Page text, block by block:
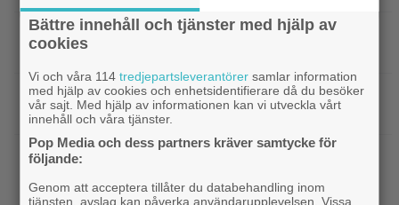
Casting |Jim Carrey klar för ny långfilm –
baserad på älskad animerad serie
Casting| Från ”Heartstopper” till ”X-Men”? Kit
Connor kan bli nye Cyclops
Bioaktuellt
Bättre innehåll och tjänster med hjälp av
cookies
Vi och våra 114tredjepartsleverantörer samlar information
med hjälp av cookies och enhetsidentifierare då du besöker
vår sajt. Med hjälp av informationen kan vi utveckla vårt
innehåll och våra tjänster.
Pop Media och dess partners kräver samtycke för
följande:
Genom att acceptera tillåter du databehandling inom
tjänsten, avslag kan påverka användarupplevelsen. Vissa